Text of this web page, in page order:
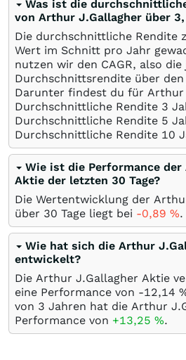
Was ist die
von Arthur J.Gallagher über
Die durchschnittliche Rendite
Wert im Schnitt pro Jahr
nutzen wir den CAGR, also
Durchschnittsrendite über
Darunter findest du für Arthur
Durchschnittliche Rendite 3
Durchschnittliche Rendite 5
Durchschnittliche Rendite 10
Wie ist die Performance
Aktie der letzten 30 Tage?
Die Wertentwicklung der
über 30 Tage liegt bei -0,89 %.
Wie hat sich die Arthur
entwickelt?
Die Arthur J.Gallagher Aktie
eine Performance von -12,14
von 3 Jahren hat die Arthur
Performance von +13,25 %.